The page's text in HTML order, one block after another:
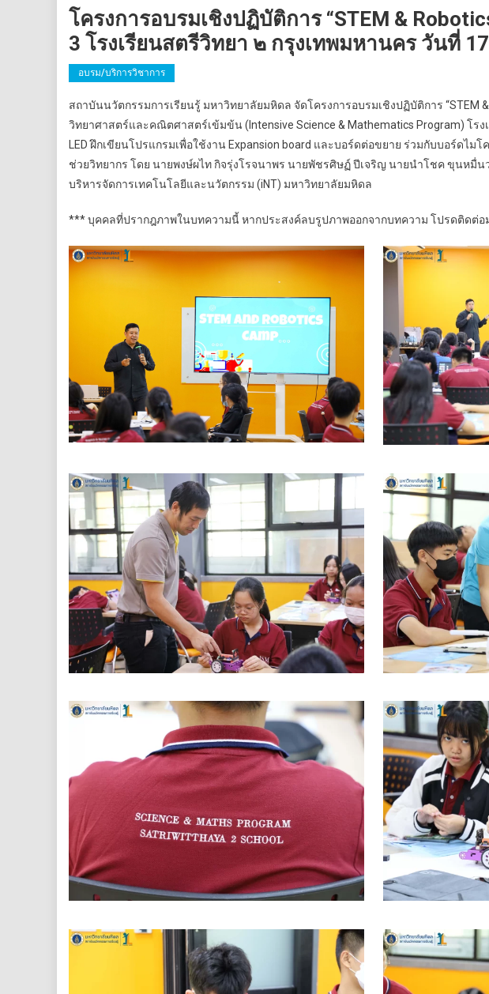
โครงการอบรมเชิงปฏิบัติการ “STEM &
3 โรงเรียนสตรีวิทยา ๒ กรุงเทพมหานคร วันที่
อบรม/บริการวิชาการ
สถาบันนวัตกรรมการเรียนรู้ มหาวิทยาลัยมหิดล จัดโครงการอบรมเชิงปฏิบัติการ “STEM
วิทยาศาสตร์และคณิตศาสตร์เข้มข้น (Intensive Science & Mathematics Program) โร
LED ฝึกเขียนโปรแกรมเพื่อใช้งาน Expansion board และบอร์ดต่อขยาย ร่วมกับบอร์ด
ช่วยวิทยากร โดย นายพงษ์ผไท กิจรุ่งโรจนาพร นายพัชรศิษฏ์ ปีเจริญ นายนำโชค ขุนหมื่
บริหารจัดการเทคโนโลยีและนวัตกรรม (iNT) มหาวิทยาลัยมหิดล
*** บุคคลที่ปรากฎภาพในบทความนี้ หากประสงค์ลบรูปภาพออกจากบทความ โปรดติดต่อ